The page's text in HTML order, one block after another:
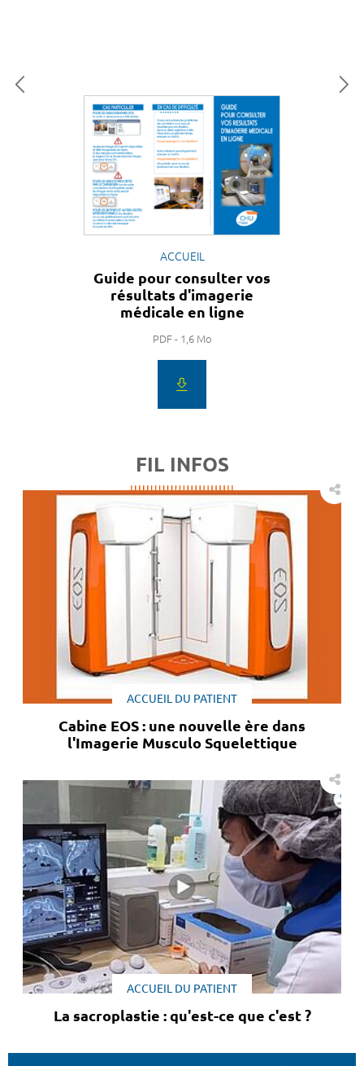
ACCUEIL
Guide pour consulter vos
résultats d'imagerie
médicale en ligne
PDF - 1,6 Mo
FIL INFOS
ACCUEIL DU PATIENT
Cabine EOS : une nouvelle ère dans
l'Imagerie Musculo Squelettique
ACCUEIL DU PATIENT
La sacroplastie : qu'est-ce que c'est ?